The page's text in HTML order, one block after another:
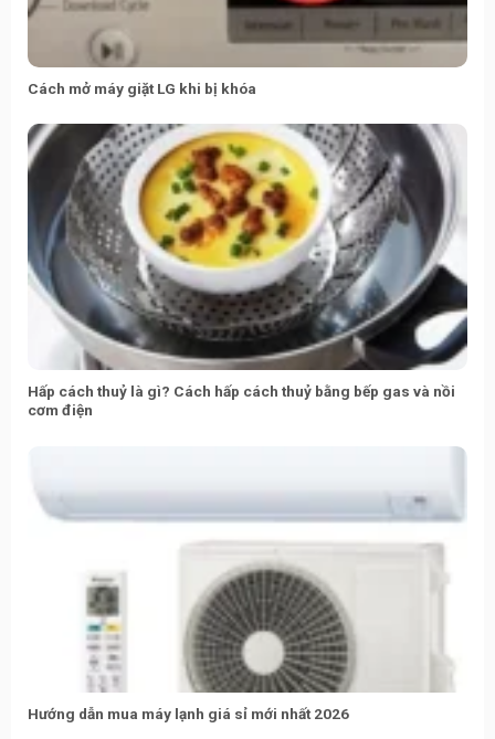
Cách mở máy giặt LG khi bị khóa
Hấp cách thuỷ là gì? Cách hấp cách thuỷ bằng bếp gas và nồi
cơm điện
Hướng dẫn mua máy lạnh giá sỉ mới nhất 2026